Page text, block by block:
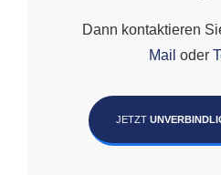
Dann kontaktieren
Mail oder
JETZT